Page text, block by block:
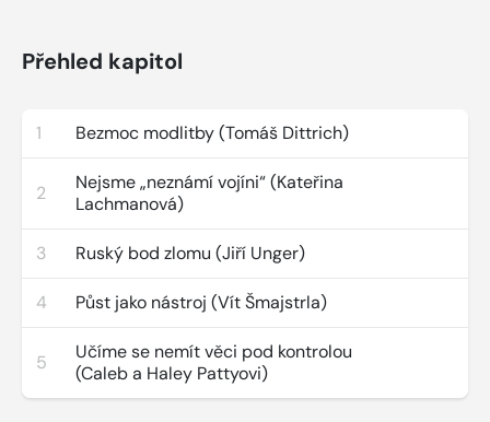
Přehled kapitol
1 Bezmoc modlitby (Tomáš Dittrich)
2
Nejsme „neznámí vojíni“ (Kateřina
Lachmanová)
3 Ruský bod zlomu (Jiří Unger)
4 Půst jako nástroj (Vít Šmajstrla)
5
Učíme se nemít věci pod kontrolou
(Caleb a Haley Pattyovi)